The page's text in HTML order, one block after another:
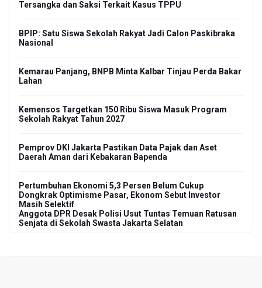
Tersangka dan Saksi Terkait Kasus TPPU
BPIP: Satu Siswa Sekolah Rakyat Jadi Calon Paskibraka
Nasional
Kemarau Panjang, BNPB Minta Kalbar Tinjau Perda Bakar
Lahan
Kemensos Targetkan 150 Ribu Siswa Masuk Program
Sekolah Rakyat Tahun 2027
Pemprov DKI Jakarta Pastikan Data Pajak dan Aset
Daerah Aman dari Kebakaran Bapenda
Pertumbuhan Ekonomi 5,3 Persen Belum Cukup
Dongkrak Optimisme Pasar, Ekonom Sebut Investor
Masih Selektif
Anggota DPR Desak Polisi Usut Tuntas Temuan Ratusan
Senjata di Sekolah Swasta Jakarta Selatan